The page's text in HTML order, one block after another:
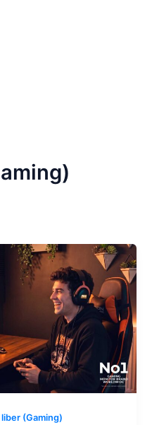
liber (Gaming)